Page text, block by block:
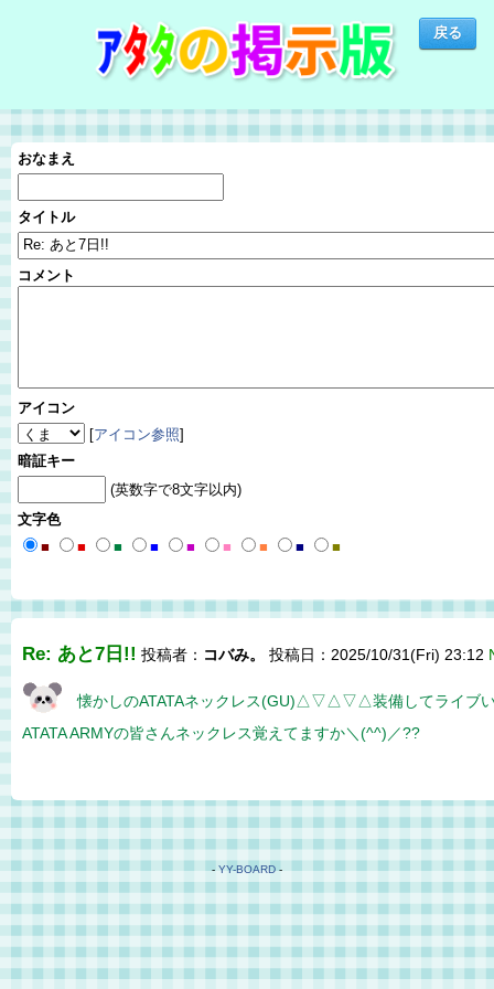
おなまえ
タイトル
コメント
アイコン
[アイコン参照]
暗証キー
(英数字で8文字以内)
文字色
■
■ ■ ■ ■ ■ ■ ■ ■
Re: あと7日!! 投稿者： コバみ。 投稿日：2025/10/31(Fri) 23:12
懐かしのATATAネックレス(GU)△▽△▽△装備してライブ
ATATA ARMYの皆さんネックレス覚えてますか＼(^^)／??
-YY-BOARD-